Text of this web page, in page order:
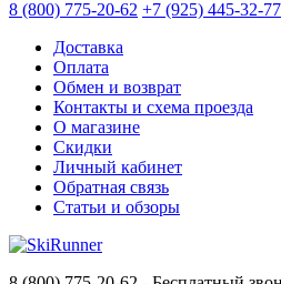
8 (800) 775-20-62 +7 (925) 445-32-77
Доставка
Оплата
Обмен и возврат
Контакты и схема проезда
О магазине
Скидки
Личный кабинет
Обратная связь
Статьи и обзоры